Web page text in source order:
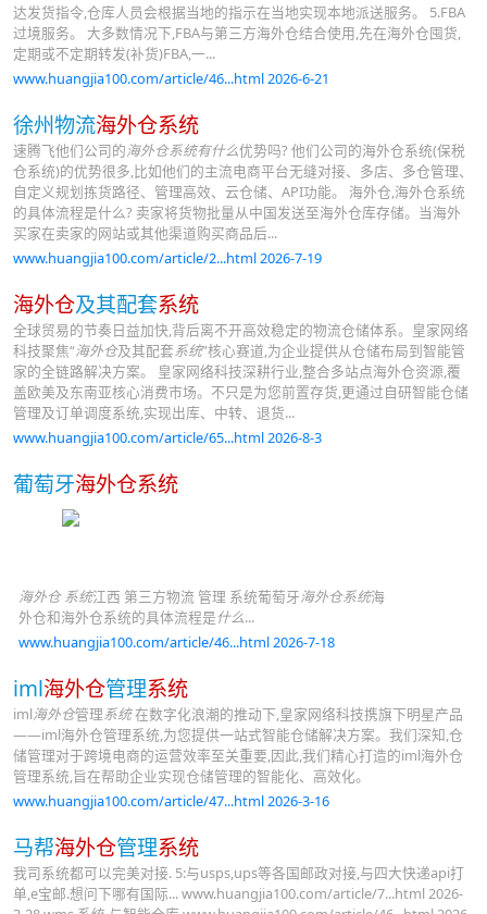
达发货指令,仓库人员会根据当地的指示在当地实现本地派送服务。 5.FBA
过境服务。 大多数情况下,FBA与第三方海外仓结合使用,先在海外仓囤货,
定期或不定期转发(补货)FBA,一...
www.huangjia100.com/article/46...html 2026-6-21
徐州物流海外仓系统
速腾飞他们公司的海外仓系统有什么优势吗? 他们公司的海外仓系统(保税
仓系统)的优势很多,比如他们的主流电商平台无缝对接、多店、多仓管理、
自定义规划拣货路径、管理高效、云仓储、API功能。 海外仓,海外仓系统
的具体流程是什么? 卖家将货物批量从中国发送至海外仓库存储。当海外
买家在卖家的网站或其他渠道购买商品后...
www.huangjia100.com/article/2...html 2026-7-19
海外仓及其配套系统
全球贸易的节奏日益加快,背后离不开高效稳定的物流仓储体系。皇家网络
科技聚焦“海外仓及其配套系统”核心赛道,为企业提供从仓储布局到智能管
家的全链路解决方案。 皇家网络科技深耕行业,整合多站点海外仓资源,覆
盖欧美及东南亚核心消费市场。不只是为您前置存货,更通过自研智能仓储
管理及订单调度系统,实现出库、中转、退货...
www.huangjia100.com/article/65...html 2026-8-3
葡萄牙海外仓系统
海外仓 系统江西 第三方物流 管理 系统葡萄牙海外仓系统海
外仓和海外仓系统的具体流程是什么...
www.huangjia100.com/article/46...html 2026-7-18
iml海外仓管理系统
iml海外仓管理系统在数字化浪潮的推动下,皇家网络科技携旗下明星产品
——iml海外仓管理系统,为您提供一站式智能仓储解决方案。我们深知,仓
储管理对于跨境电商的运营效率至关重要,因此,我们精心打造的iml海外仓
管理系统,旨在帮助企业实现仓储管理的智能化、高效化。
www.huangjia100.com/article/47...html 2026-3-16
马帮海外仓管理系统
我司系统都可以完美对接. 5:与usps,ups等各国邮政对接,与四大快递api打
单,e宝邮.想问下哪有国际... www.huangjia100.com/article/7...html 2026-